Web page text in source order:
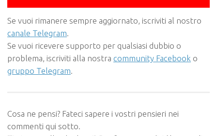
Se vuoi rimanere sempre aggiornato, iscriviti al nostro
canale Telegram.
Se vuoi ricevere supporto per qualsiasi dubbio o
problema, iscriviti alla nostra community Facebook o
gruppo Telegram.
Cosa ne pensi? Fateci sapere i vostri pensieri nei
commenti qui sotto.